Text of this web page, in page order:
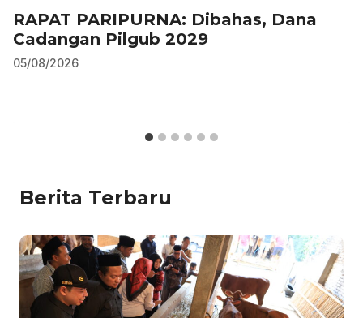
RAPAT PARIPURNA: Dibahas, Dana
Cadangan Pilgub 2029
05/08/2026
Berita Terbaru